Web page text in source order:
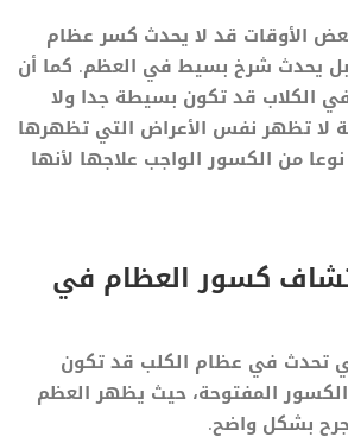
الأوقات قد لا يحدث كسر عظام
بل يحدث شرخ بسيط في العظم. كما أن
الكلاب قد تكون بسيطة جدا ولا
لا تظهر نفس الأعراض التي تظهرها
من الكسور الواجب علاجها لأنها
كسور العظام في
تحدث في عظام الكلب قد تكون
المفتوحة، حيث يظهر العظم
بشكل واضح.